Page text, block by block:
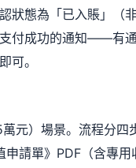
狀態為「已入賬」（
付成功的通知——有
可。
元）場景。流程分四
單》PDF（含專用